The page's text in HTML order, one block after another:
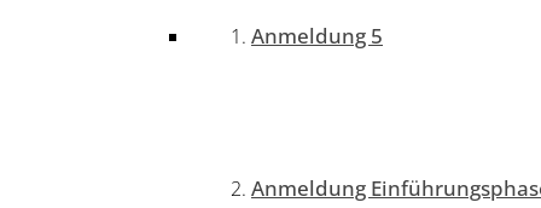
Anmeldung 5
Anmeldung